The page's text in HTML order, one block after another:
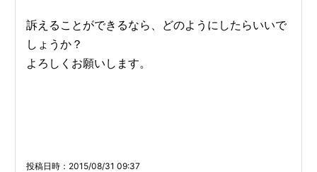
訴えることができるなら、どのようにしたらいいで
しょうか？
よろしくお願いします。
投稿日時：2015/08/31 09:37